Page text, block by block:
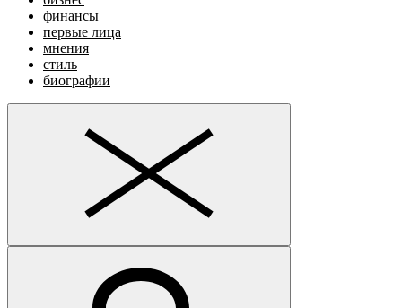
финансы
первые лица
мнения
стиль
биографии